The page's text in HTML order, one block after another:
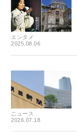
エンタメ
2025.08.06
ニュース
2026.07.18